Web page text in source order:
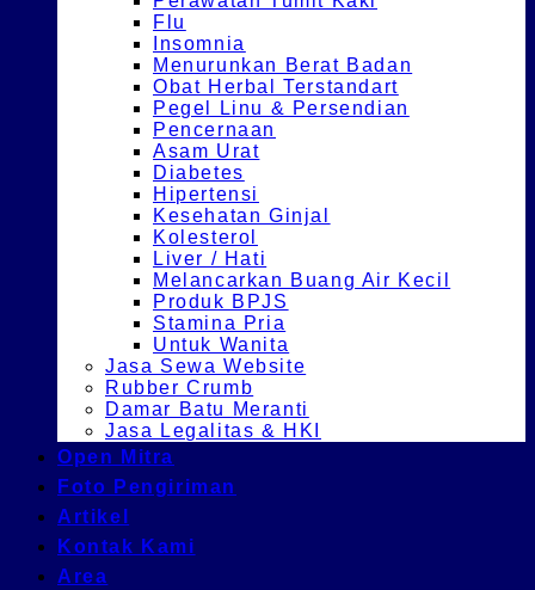
Flu
Insomnia
Menurunkan Berat Badan
Obat Herbal Terstandart
Pegel Linu & Persendian
Pencernaan
Asam Urat
Diabetes
Hipertensi
Kesehatan Ginjal
Kolesterol
Liver / Hati
Melancarkan Buang Air Kecil
Produk BPJS
Stamina Pria
Untuk Wanita
Jasa Sewa Website
Rubber Crumb
Damar Batu Meranti
Jasa Legalitas & HKI
Open Mitra
Foto Pengiriman
Artikel
Kontak Kami
Area